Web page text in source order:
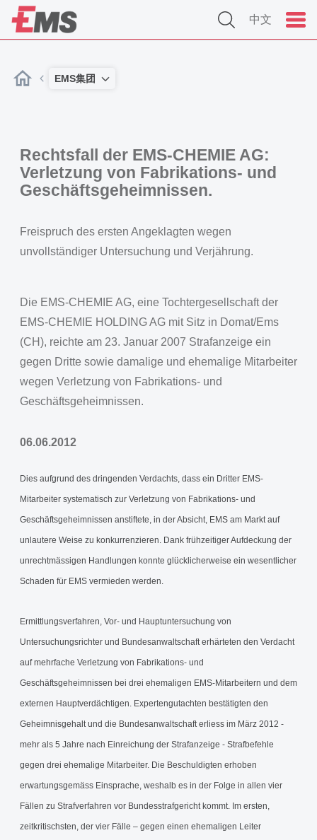
中文
EMS集团
Rechtsfall der EMS-CHEMIE AG:
Verletzung von Fabrikations- und
Geschäftsgeheimnissen.
Freispruch des ersten Angeklagten wegen
unvollständiger Untersuchung und Verjährung.
Die EMS-CHEMIE AG, eine Tochtergesellschaft der
EMS-CHEMIE HOLDING AG mit Sitz in Domat/Ems
(CH), reichte am 23. Januar 2007 Strafanzeige ein
gegen Dritte sowie damalige und ehemalige Mitarbeiter
wegen Verletzung von Fabrikations- und
Geschäftsgeheimnissen.
06.06.2012
Dies aufgrund des dringenden Verdachts, dass ein Dritter EMS-
Mitarbeiter systematisch zur Verletzung von Fabrikations- und
Geschäftsgeheimnissen anstiftete, in der Absicht, EMS am Markt auf
unlautere Weise zu konkurrenzieren. Dank frühzeitiger Aufdeckung der
unrechtmässigen Handlungen konnte glücklicherweise ein wesentlicher
Schaden für EMS vermieden werden.
Ermittlungsverfahren, Vor- und Hauptuntersuchung von
Untersuchungsrichter und Bundesanwaltschaft erhärteten den Verdacht
auf mehrfache Verletzung von Fabrikations- und
Geschäftsgeheimnissen bei drei ehemaligen EMS-Mitarbeitern und dem
externen Hauptverdächtigen. Expertengutachten bestätigten den
Geheimnisgehalt und die Bundesanwaltschaft erliess im März 2012 -
mehr als 5 Jahre nach Einreichung der Strafanzeige - Strafbefehle
gegen drei ehemalige Mitarbeiter. Die Beschuldigten erhoben
erwartungsgemäss Einsprache, weshalb es in der Folge in allen vier
Fällen zu Strafverfahren vor Bundesstrafgericht kommt. Im ersten,
zeitkritischsten, der vier Fälle – gegen einen ehemaligen Leiter